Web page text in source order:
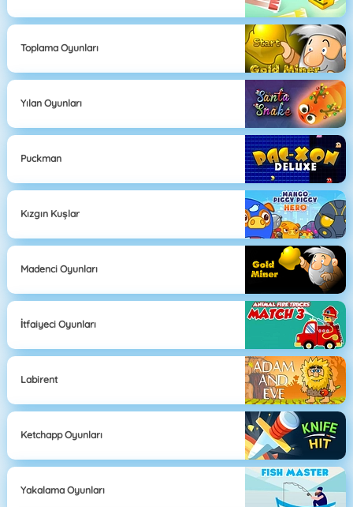
Toplama Oyunları
Yılan Oyunları
Puckman
Kızgın Kuşlar
Madenci Oyunları
İtfaiyeci Oyunları
Labirent
Ketchapp Oyunları
Yakalama Oyunları